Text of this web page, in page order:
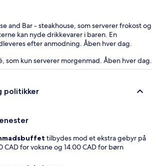
and Bar - steakhouse, som serverer frokost og
kan nyde drikkevarer i baren. En
efter anmodning. Åben hver dag.
som kun serverer morgenmad. Åben hver dag.
politikker
tilbydes mod et ekstra gebyr på
CAD for voksne og 14.00 CAD for børn